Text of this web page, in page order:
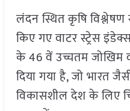
लंदन स्थित कृषि विश्लेषण
किए गए वाटर स्ट्रेस
के 46 वें उच्चतम जोखिम
दिया गया है, जो भारत
विकासशील देश के लिए